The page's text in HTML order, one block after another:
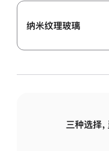
纳米纹理玻璃
三种选择